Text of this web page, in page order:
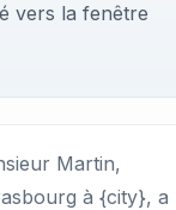
vers la fenêtre
Martin,
à {city}, a